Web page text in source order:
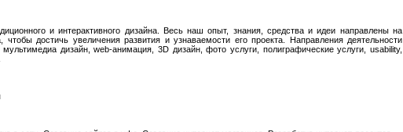
и интерактивного дизайна. Весь наш опыт, знания, средства и идеи направлены на
достичь увеличения развития и узнаваемости его проекта. Направления деятельности
дизайн, web-анимация, 3D дизайн, фото услуги, полиграфические услуги, usability,